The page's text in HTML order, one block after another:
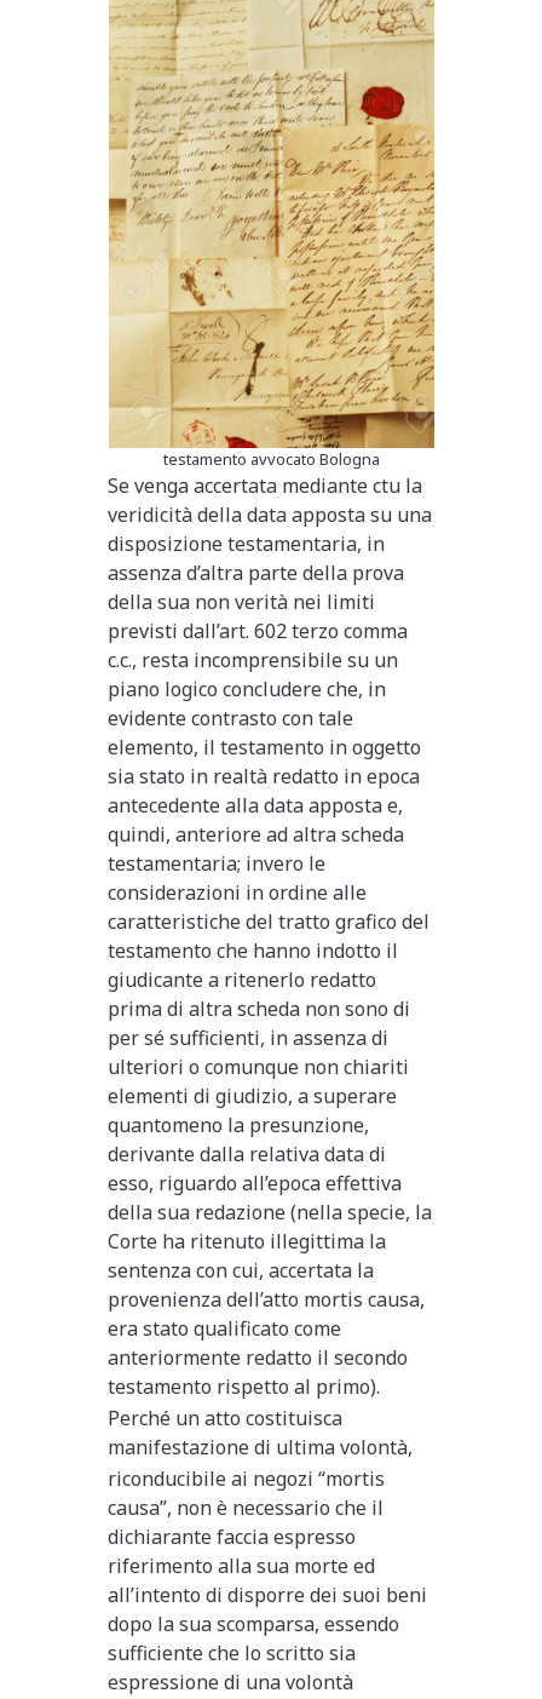
testamento avvocato Bologna
Se venga accertata mediante ctu la
veridicità della data apposta su una
disposizione testamentaria, in
assenza d’altra parte della prova
della sua non verità nei limiti
previsti dall’art. 602 terzo comma
c.c., resta incomprensibile su un
piano logico concludere che, in
evidente contrasto con tale
elemento, il testamento in oggetto
sia stato in realtà redatto in epoca
antecedente alla data apposta e,
quindi, anteriore ad altra scheda
testamentaria; invero le
considerazioni in ordine alle
caratteristiche del tratto grafico del
testamento che hanno indotto il
giudicante a ritenerlo redatto
prima di altra scheda non sono di
per sé sufficienti, in assenza di
ulteriori o comunque non chiariti
elementi di giudizio, a superare
quantomeno la presunzione,
derivante dalla relativa data di
esso, riguardo all’epoca effettiva
della sua redazione (nella specie, la
Corte ha ritenuto illegittima la
sentenza con cui, accertata la
provenienza dell’atto mortis causa,
era stato qualificato come
anteriormente redatto il secondo
testamento rispetto al primo).
Perché un atto costituisca
manifestazione di ultima volontà,
riconducibile ai negozi “mortis
causa”, non è necessario che il
dichiarante faccia espresso
riferimento alla sua morte ed
all’intento di disporre dei suoi beni
dopo la sua scomparsa, essendo
sufficiente che lo scritto sia
espressione di una volontà